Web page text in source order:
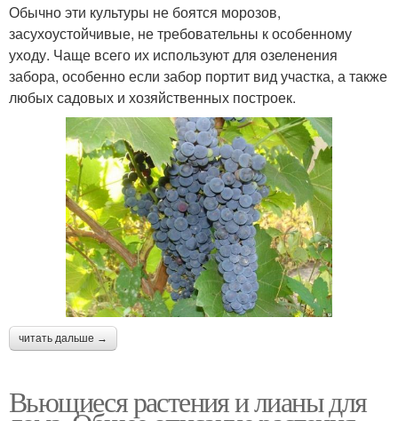
Обычно эти культуры не боятся морозов,
засухоустойчивые, не требовательны к особенному
уходу. Чаще всего их используют для озеленения
забора, особенно если забор портит вид участка, а также
любых садовых и хозяйственных построек.
читать дальше →
Вьющиеся растения и лианы для